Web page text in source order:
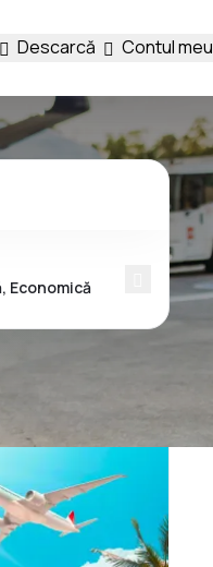
Descarcă Contul meu